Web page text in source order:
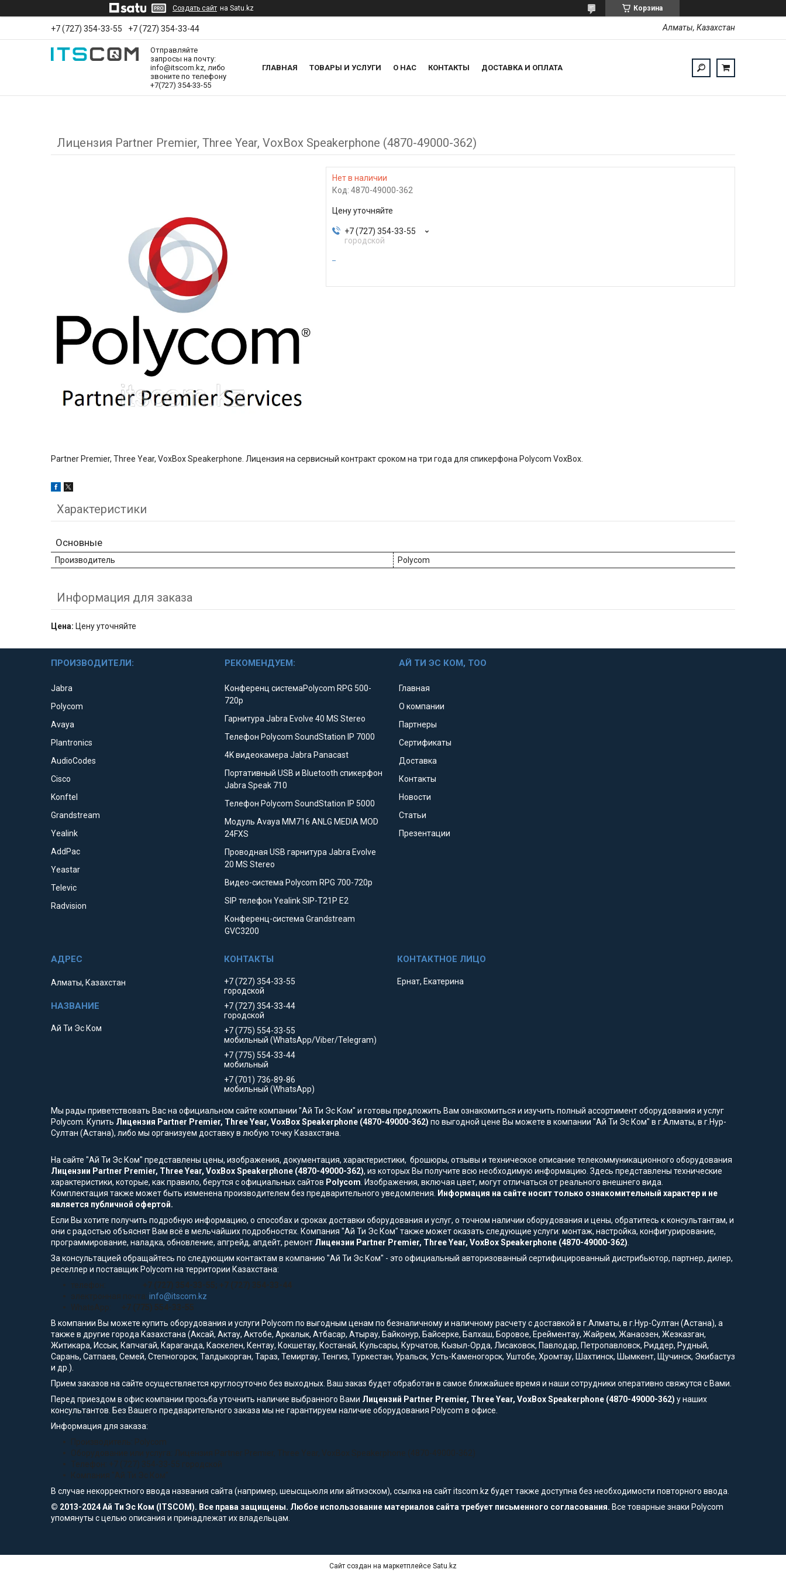
Создать сайт на Satu.kz Корзина
+7 (727) 354-33-55 +7 (727) 354-33-44 Алматы, Казахстан
Отправляйте
запросы на почту:
info@itscom.kz, либо
звоните по телефону
+7(727) 354-33-55
ГЛАВНАЯ ТОВАРЫ И УСЛУГИ О НАС КОНТАКТЫ ДОСТАВКА И ОПЛАТА
Лицензия Partner Premier, Three Year, VoxBox Speakerphone (4870-49000-362)
Нет в наличии
Код: 4870-49000-362
Цену уточняйте
+7 (727) 354-33-55
городской
Partner Premier, Three Year, VoxBox Speakerphone. Лицензия на сервисный контракт сроком на три года для спикерфона Polycom VoxBox.
Характеристики
Основные
Производитель Polycom
Информация для заказа
Цена: Цену уточняйте
ПРОИЗВОДИТЕЛИ:
Jabra
Polycom
Avaya
Plantronics
AudioCodes
Cisco
Konftel
Grandstream
Yealink
AddPac
Yeastar
Televic
Radvision
РЕКОМЕНДУЕМ:
Конференц системаPolycom RPG 500-
720p
Гарнитура Jabra Evolve 40 MS Stereo
Телефон Polycom SoundStation IP 7000
4K видеокамера Jabra Panacast
Портативный USB и Bluetooth спикерфон
Jabra Speak 710
Телефон Polycom SoundStation IP 5000
Модуль Avaya MM716 ANLG MEDIA MOD
24FXS
Проводная USB гарнитура Jabra Evolve
20 MS Stereo
Видео-система Polycom RPG 700-720p
SIP телефон Yealink SIP-T21P E2
Конференц-система Grandstream
GVC3200
АЙ ТИ ЭС КОМ, ТОО
Главная
О компании
Партнеры
Сертификаты
Доставка
Контакты
Новости
Статьи
Презентации
Алматы, Казахстан
Ай Ти Эс Ком
+7 (727) 354-33-55
городской
+7 (727) 354-33-44
городской
+7 (775) 554-33-55
мобильный (WhatsApp/Viber/Telegram)
+7 (775) 554-33-44
мобильный
+7 (701) 736-89-86
мобильный (WhatsApp)
Ернат, Екатерина
Мы рады приветствовать Вас на официальном сайте компании "Ай Ти Эс Ком" и готовы предложить Вам ознакомиться и изучить полный ассортимент оборудования и услуг
Polycom. Купить Лицензия Partner Premier, Three Year, VoxBox Speakerphone (4870-49000-362) по выгодной цене Вы можете в компании "Ай Ти Эс Ком" в г.Алматы, в г.Нур-
Султан (Астана), либо мы организуем доставку в любую точку Казахстана.
На сайте "Ай Ти Эс Ком" представлены цены, изображения, документация, характеристики, брошюры, отзывы и техническое описание телекоммуникационного оборудования
Лицензии Partner Premier, Three Year, VoxBox Speakerphone (4870-49000-362), из которых Вы получите всю необходимую информацию. Здесь представлены технические
характеристики, которые, как правило, берутся с официальных сайтов Polycom. Изображения, включая цвет, могут отличаться от реального внешнего вида.
Комплектация также может быть изменена производителем без предварительного уведомления. Информация на сайте носит только ознакомительный характер и не
является публичной офертой.
Если Вы хотите получить подробную информацию, о способах и сроках доставки оборудования и услуг, о точном наличии оборудования и цены, обратитесь к консультантам, и
они с радостью объяснят Вам всё в мельчайших подробностях. Компания "Ай Ти Эс Ком" также может оказать следующие услуги: монтаж, настройка, конфигурирование,
программирование, наладка, обновление, апгрейд, апдейт, ремонт Лицензии Partner Premier, Three Year, VoxBox Speakerphone (4870-49000-362).
За консультацией обращайтесь по следующим контактам в компанию "Ай Ти Эс Ком" - это официальный авторизованный сертифицированный дистрибьютор, партнер, дилер,
реселлер и поставщик Polycom на территории Казахстана:
телефон:
+7 (727) 354-33-55; +7 (727) 354-33-44
электронная почта: info@itscom.kz
WhatsApp: +7 (775) 554-33-55
В компании Вы можете купить оборудования и услуги Polycom по выгодным ценам по безналичному и наличному расчету с доставкой в г.Алматы, в г.Нур-Султан (Астана), а
также в другие города Казахстана (Аксай, Актау, Актобе, Аркалык, Атбасар, Атырау, Байконур, Байсерке, Балхаш, Боровое, Ерейментау, Жайрем, Жанаозен, Жезказган,
Житикара, Иссык, Капчагай, Караганда, Каскелен, Кентау, Кокшетау, Костанай, Кульсары, Курчатов, Кызыл-Орда, Лисаковск, Павлодар, Петропавловск, Риддер, Рудный,
Сарань, Сатпаев, Семей, Степногорск, Талдыкорган, Тараз, Темиртау, Тенгиз, Туркестан, Уральск, Усть-Каменогорск, Уштобе, Хромтау, Шахтинск, Шымкент, Щучинск, Экибастуз
и др.).
Прием заказов на сайте осуществляется круглосуточно без выходных. Ваш заказ будет обработан в самое ближайшее время и наши сотрудники оперативно свяжутся с Вами.
Перед приездом в офис компании просьба уточнить наличие выбранного Вами Лицензий Partner Premier, Three Year, VoxBox Speakerphone (4870-49000-362) у наших
консультантов. Без Вашего предварительного заказа мы не гарантируем наличие оборудования Polycom в офисе.
Информация для заказа:
Производитель: Polycom
Оборудование или услуга: Лицензия Partner Premier, Three Year, VoxBox Speakerphone (4870-49000-362)
Телефон: +7 (727) 354-33-55 городской
Компания "Ай Ти Эс Ком"
В случае некорректного ввода названия сайта (например, шеысщьюля или айтиэском), ссылка на сайт itscom.kz будет также доступна без необходимости повторного ввода.
© 2013-2024 Ай Ти Эс Ком (ITSCOM). Все права защищены. Любое использование материалов сайта требует письменного согласования. Все товарные знаки Polycom
упомянуты с целью описания и принадлежат их владельцам.
Сайт создан на маркетплейсе Satu.kz